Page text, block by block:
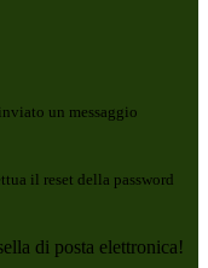
un messaggio
il reset della password
di posta elettronica!